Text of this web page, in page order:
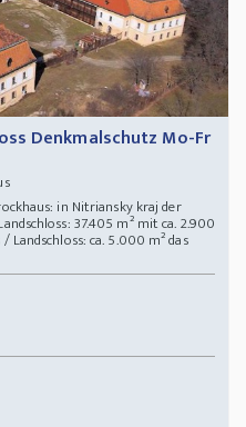
Denkmalschutz Mo-Fr
in Nitriansky kraj der
37.405 m² mit ca. 2.900
ca. 5.000 m² das